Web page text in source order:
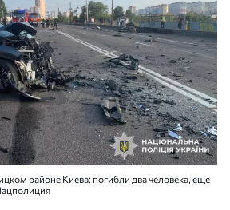
районе Киева: погибли два человека, еще